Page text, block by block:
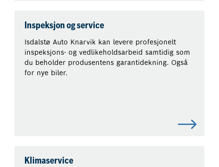
Inspeksjon og service
Isdalstø Auto Knarvik kan levere profesjonelt
inspeksjons- og vedlikeholdsarbeid samtidig som
du beholder produsentens garantidekning. Også
for nye biler.
Klimaservice